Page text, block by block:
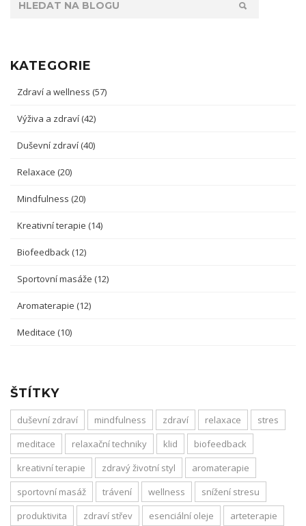
KATEGORIE
Zdraví a wellness (57)
Výživa a zdraví (42)
Duševní zdraví (40)
Relaxace (20)
Mindfulness (20)
Kreativní terapie (14)
Biofeedback (12)
Sportovní masáže (12)
Aromaterapie (12)
Meditace (10)
ŠTÍTKY
duševní zdraví mindfulness zdraví relaxace
stres
meditace
relaxační techniky klid
biofeedback
kreativní terapie
zdravý životní styl
aromaterapie
sportovní masáž
trávení wellness
snížení stresu
produktivita
zdraví střev esenciální oleje arteterapie